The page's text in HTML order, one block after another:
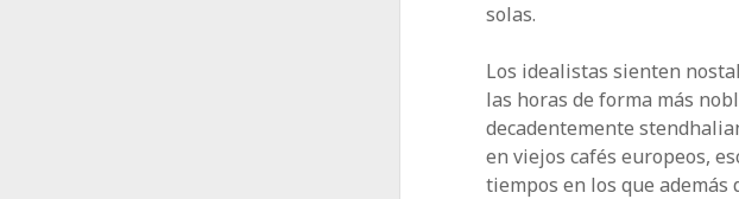
solas.
Los idealistas sienten
las horas de forma más
decadentemente
en viejos cafés europeos,
tiempos en los que